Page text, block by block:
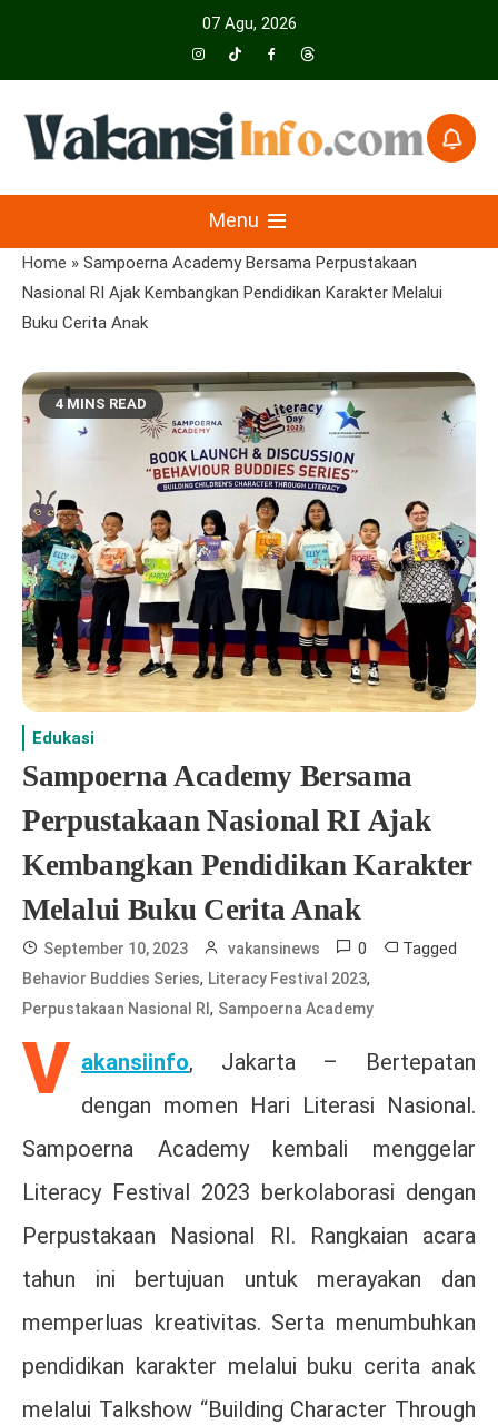
07 Agu, 2026
VakansiinfoMenu
Home » Sampoerna Academy Bersama Perpustakaan
Nasional RI Ajak Kembangkan Pendidikan Karakter Melalui
Buku Cerita Anak
4 MINS READ
Edukasi
Sampoerna Academy Bersama
Perpustakaan Nasional RI Ajak
Kembangkan Pendidikan Karakter
Melalui Buku Cerita Anak
September 10, 2023 vakansinews 0 Tagged
Behavior Buddies Series, Literacy Festival 2023,
Perpustakaan Nasional RI , Sampoerna Academy
V akansiinfo, Jakarta – Bertepatan
dengan momen Hari Literasi Nasional.
Sampoerna Academy kembali menggelar
Literacy Festival 2023 berkolaborasi dengan
Perpustakaan Nasional RI. Rangkaian acara
tahun ini bertujuan untuk merayakan dan
memperluas kreativitas. Serta menumbuhkan
pendidikan karakter melalui buku cerita anak
melalui Talkshow “Building Character Through